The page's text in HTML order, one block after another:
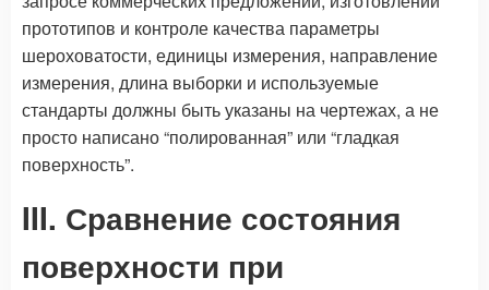
прототипов и контроле качества параметры
шероховатости, единицы измерения, направление
измерения, длина выборки и используемые
стандарты должны быть указаны на чертежах, а не
просто написано “полированная” или “гладкая
поверхность”.
III. Сравнение состояния
поверхности при